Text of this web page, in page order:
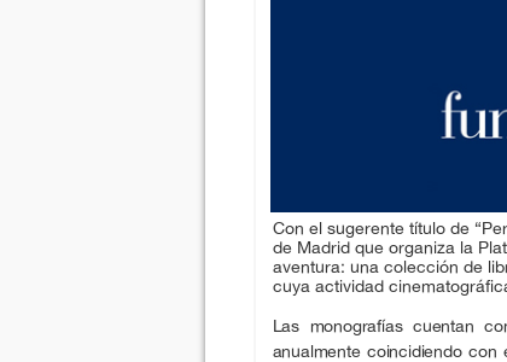
Con el sugerente título de
de Madrid que organiza la
aventura: una colección de
cuya actividad
Las monografías cuentan
anualmente coincidiendo